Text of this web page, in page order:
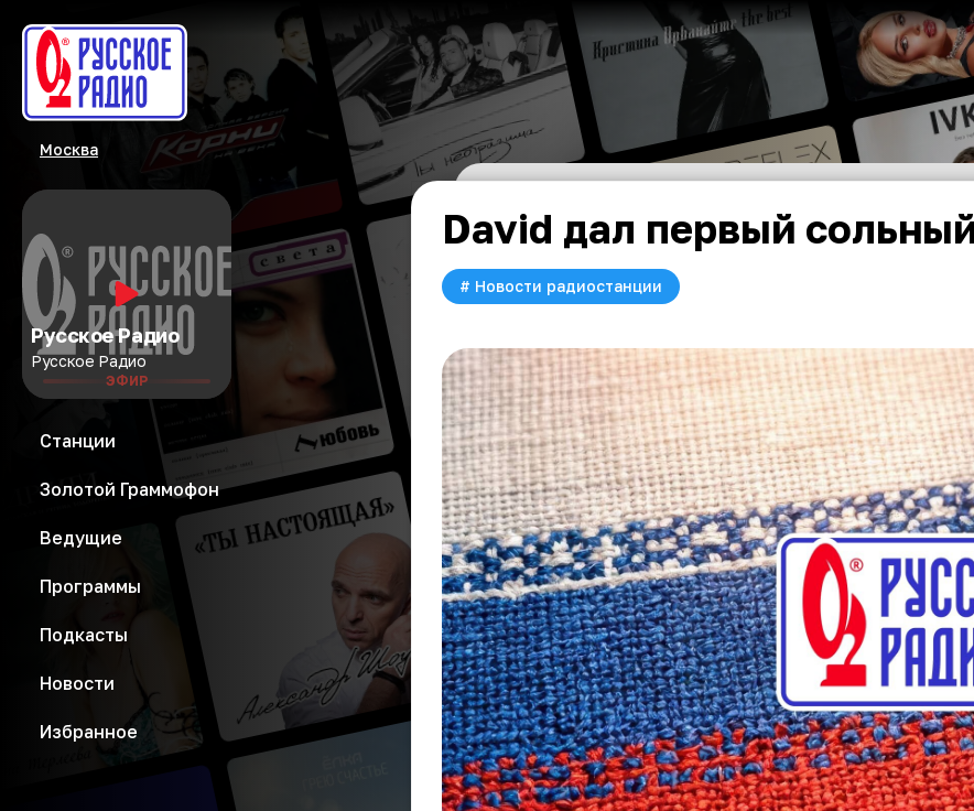
Москва
Русское Радио
Русское Радио
ЭФИР
Станции
Золотой Граммофон
Ведущие
Программы
Подкасты
Новости
Избранное
David дал первый
# Новости радиостанции